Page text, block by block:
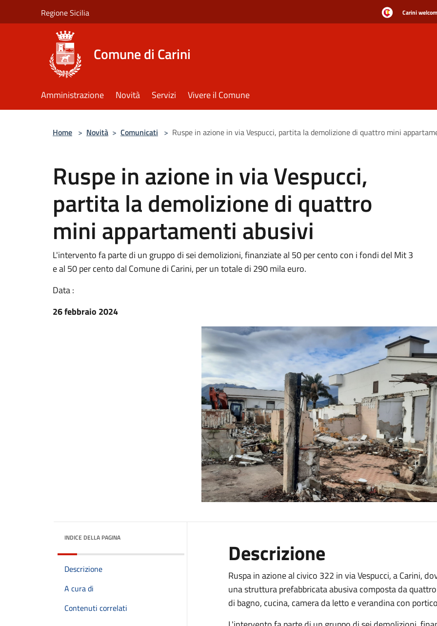
Regione Sicilia Carini
Comune di Carini
Amministrazione Novità Servizi Vivere il Comune
Home > Novità > Comunicati > Ruspe in azione in via Vespucci, partita la demolizione di quattro mini
Ruspe in azione in via Vespucci,
partita la demolizione di quattro
mini appartamenti abusivi
L'intervento fa parte di un gruppo di sei demolizioni, finanziate al 50 per cento con i fondi del Mit 3
e al 50 per cento dal Comune di Carini, per un totale di 290 mila euro.
Data :
26 febbraio 2024
INDICE DELLA PAGINA
Descrizione
A cura di
Contenuti correlati
Descrizione
Ruspa in azione al civico 322 in via Vespucci, a Carini,
una struttura prefabbricata abusiva composta da
di bagno, cucina, camera da letto e verandina con